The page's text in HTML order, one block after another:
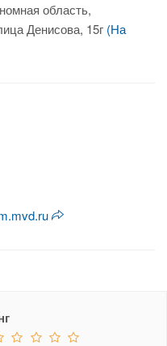
область,
Денисова, 15г (На